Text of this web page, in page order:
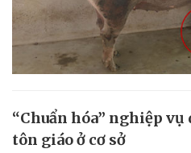
“Chuẩn hóa” nghiệp
tôn giáo ở cơ sở